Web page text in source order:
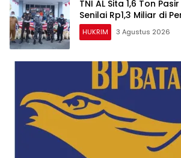
TNI AL Sita 1,6 Ton
Senilai Rp1,3 Miliar di
HUKRIM 3 Agustus 2026